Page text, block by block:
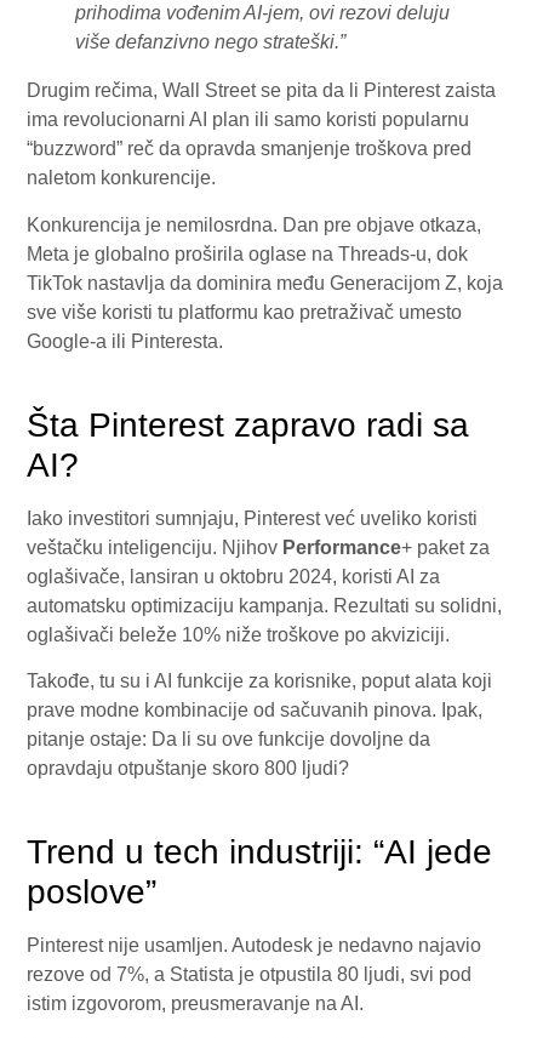
prihodima vođenim AI-jem, ovi rezovi deluju
više defanzivno nego strateški.”
Drugim rečima, Wall Street se pita da li Pinterest zaista
ima revolucionarni AI plan ili samo koristi popularnu
“buzzword” reč da opravda smanjenje troškova pred
naletom konkurencije.
Konkurencija je nemilosrdna. Dan pre objave otkaza,
Meta je globalno proširila oglase na Threads-u, dok
TikTok nastavlja da dominira među Generacijom Z, koja
sve više koristi tu platformu kao pretraživač umesto
Google-a ili Pinteresta.
Šta Pinterest zapravo radi sa
AI?
Iako investitori sumnjaju, Pinterest već uveliko koristi
veštačku inteligenciju. Njihov Performance+ paket za
oglašivače, lansiran u oktobru 2024, koristi AI za
automatsku optimizaciju kampanja. Rezultati su solidni,
oglašivači beleže 10% niže troškove po akviziciji.
Takođe, tu su i AI funkcije za korisnike, poput alata koji
prave modne kombinacije od sačuvanih pinova. Ipak,
pitanje ostaje: Da li su ove funkcije dovoljne da
opravdaju otpuštanje skoro 800 ljudi?
Trend u tech industriji: “AI jede
poslove”
Pinterest nije usamljen. Autodesk je nedavno najavio
rezove od 7%, a Statista je otpustila 80 ljudi, svi pod
istim izgovorom, preusmeravanje na AI.